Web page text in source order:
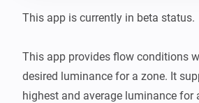
This app is currently in beta status.
This app provides flow conditions
desired luminance for a zone. It
highest and average luminance for